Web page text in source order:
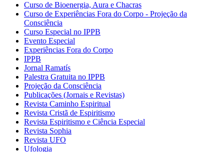
Curso de Bioenergia, Aura e Chacras
Curso de Experiências Fora do Corpo - Projeção da
Consciência
Curso Especial no IPPB
Evento Especial
Experiências Fora do Corpo
IPPB
Jornal Ramatís
Palestra Gratuita no IPPB
Projeção da Consciência
Publicações (Jornais e Revistas)
Revista Caminho Espiritual
Revista Cristã de Espiritismo
Revista Espiritismo e Ciência Especial
Revista Sophia
Revista UFO
Ufologia